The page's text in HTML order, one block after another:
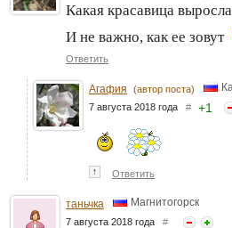
Какая красавица
И не важно, как ее зовут
Ответить
Агафия (автор поста)
7 августа 2018 года # +1
↑ Ответить
таньчка Магнитогорск
7 августа 2018 года #